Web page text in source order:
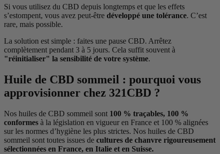
Si vous utilisez du CBD depuis longtemps et que les effets
s’estompent, vous avez peut-être développé une tolérance. C’est
rare, mais possible.
La solution est simple : faites une pause CBD. Arrêtez
complètement pendant 3 à 5 jours. Cela suffit souvent à
"réinitialiser" la sensibilité de votre système.
Huile de CBD sommeil : pourquoi vous
approvisionner chez 321CBD ?
Nos huiles de CBD sommeil sont 100 % traçables, 100 %
conformes à la législation en vigueur en France et 100 % alignées
sur les normes d’hygiène les plus strictes. Nos huiles de CBD
sommeil sont toutes issues de cultures de chanvre rigoureusement
sélectionnées en France, en Italie et en Suisse.